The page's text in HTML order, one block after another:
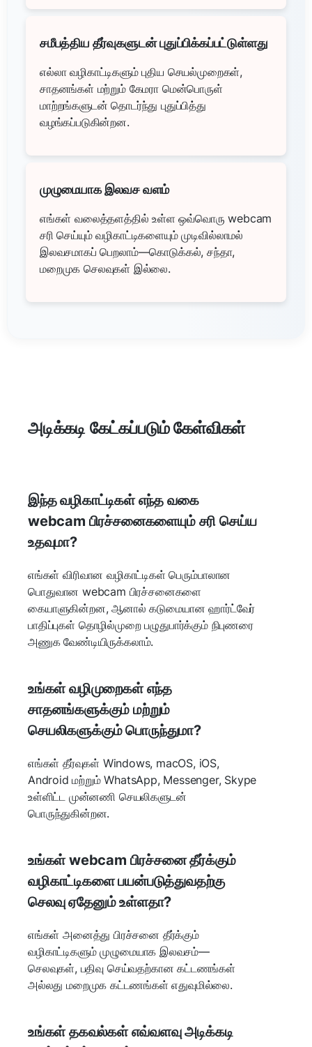
சமீபத்திய தீர்வுகளுடன் புதுப்பிக்கப்பட்டுள்ளது
எல்லா வழிகாட்டிகளும் புதிய செயல்முறைகள்,
சாதனங்கள் மற்றும் கேமரா மென்பொருள்
மாற்றங்களுடன் தொடர்ந்து புதுப்பித்து
வழங்கப்படுகின்றன.
முழுமையாக இலவச வளம்
எங்கள் வலைத்தளத்தில் உள்ள ஒவ்வொரு webcam
சரி செய்யும் வழிகாட்டிகளையும் முடிவில்லாமல்
இலவசமாகப் பெறலாம்—கொடுக்கல், சந்தா,
மறைமுக செலவுகள் இல்லை.
அடிக்கடி கேட்கப்படும் கேள்விகள்
இந்த வழிகாட்டிகள் எந்த வகை
webcam பிரச்சனைகளையும் சரி செய்ய
உதவுமா?
எங்கள் விரிவான வழிகாட்டிகள் பெரும்பாலான
பொதுவான webcam பிரச்சனைகளை
கையாளுகின்றன, ஆனால் கடுமையான ஹார்ட்வேர்
பாதிப்புகள் தொழில்முறை பழுதுபார்க்கும் நிபுணரை
அணுக வேண்டியிருக்கலாம்.
உங்கள் வழிமுறைகள் எந்த
சாதனங்களுக்கும் மற்றும்
செயலிகளுக்கும் பொருந்துமா?
எங்கள் தீர்வுகள் Windows, macOS, iOS,
Android மற்றும் WhatsApp, Messenger, Skype
உள்ளிட்ட முன்னணி செயலிகளுடன்
பொருந்துகின்றன.
உங்கள் webcam பிரச்சனை தீர்க்கும்
வழிகாட்டிகளை பயன்படுத்துவதற்கு
செலவு ஏதேனும் உள்ளதா?
எங்கள் அனைத்து பிரச்சனை தீர்க்கும்
வழிகாட்டிகளும் முழுமையாக இலவசம்—
செலவுகள், பதிவு செய்வதற்கான கட்டணங்கள்
அல்லது மறைமுக கட்டணங்கள் எதுவுமில்லை.
உங்கள் தகவல்கள் எவ்வளவு அடிக்கடி